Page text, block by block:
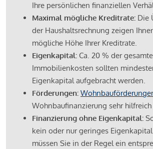
Ihre persönlichen finanziellen
Maximal mögliche Kreditrate: Die
der Haushaltsrechnung zeigen
mögliche Höhe Ihrer Kreditrate.
Eigenkapital: Ca. 20 % der
Immobilienkosten sollten
Eigenkapital aufgebracht werden.
Förderungen:
Wohnbaufinanzierung sehr hilfreich
Finanzierung ohne Eigenkapital:
kein oder nur geringes
müssen Sie in der Regel ein